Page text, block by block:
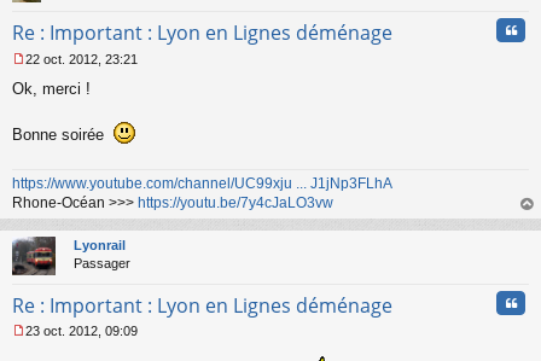
l
u
Re : Important : Lyon en Lignes déménage
e
a
e
n
o
n
l
u
22 oct. 2012, 23:21
Ok, merci !
Bonne soirée
https://www.youtube.com/channel/UC99xju ... J1jNp3FLhA
Rhone-Océan >>> https://youtu.be/7y4cJaLO3vw
au
Lyonrail
Passager
Re : Important : Lyon en Lignes déménage
23 oct. 2012, 09:09